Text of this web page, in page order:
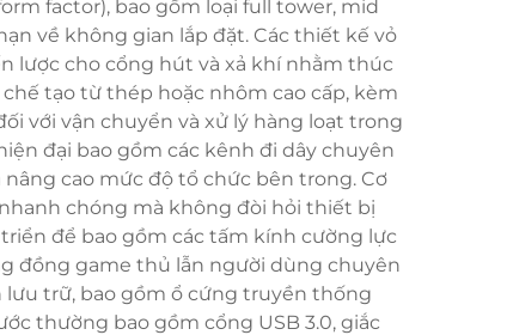
factor), bao gồm loại full tower, mid
về không gian lắp đặt. Các thiết kế vỏ
lược cho cổng hút và xả khí nhằm thúc
tạo từ thép hoặc nhôm cao cấp, kèm
với vận chuyển và xử lý hàng loạt trong
đại bao gồm các kênh đi dây chuyên
cao mức độ tổ chức bên trong. Cơ
chóng mà không đòi hỏi thiết bị
để bao gồm các tấm kính cường lực
đồng game thủ lẫn người dùng chuyên
lưu trữ, bao gồm ổ cứng truyền thống
thường bao gồm cổng USB 3.0, giắc